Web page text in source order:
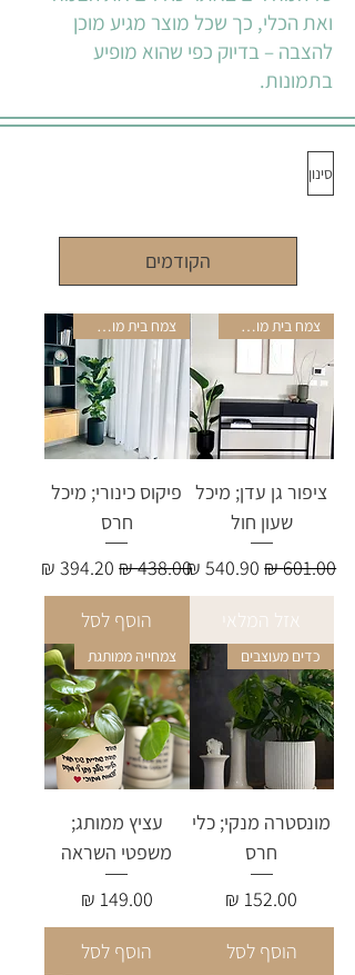
ואת הכלי, כך שכל מוצר מגיע מוכן
להצבה – בדיוק כפי שהוא מופיע
בתמונות.
סינון
הקודמים
צמח בית מושלם
ציפור גן עדן; מיכל
שעון חול
מחיר רגיל‏601.00 ‏₪ מחיר מבצע
אזל המלאי
צמח בית מושלם
פיקוס כינורי; מיכל
חרס
מחיר רגיל‏438.00 ‏₪ מחיר מבצע
הוסף לסל
כדים מעוצבים
מונסטרה מנקי; כלי
חרס
מחיר
הוסף לסל
צמחייה ממותגת
עציץ ממותג;
משפטי השראה
מחיר
הוסף לסל